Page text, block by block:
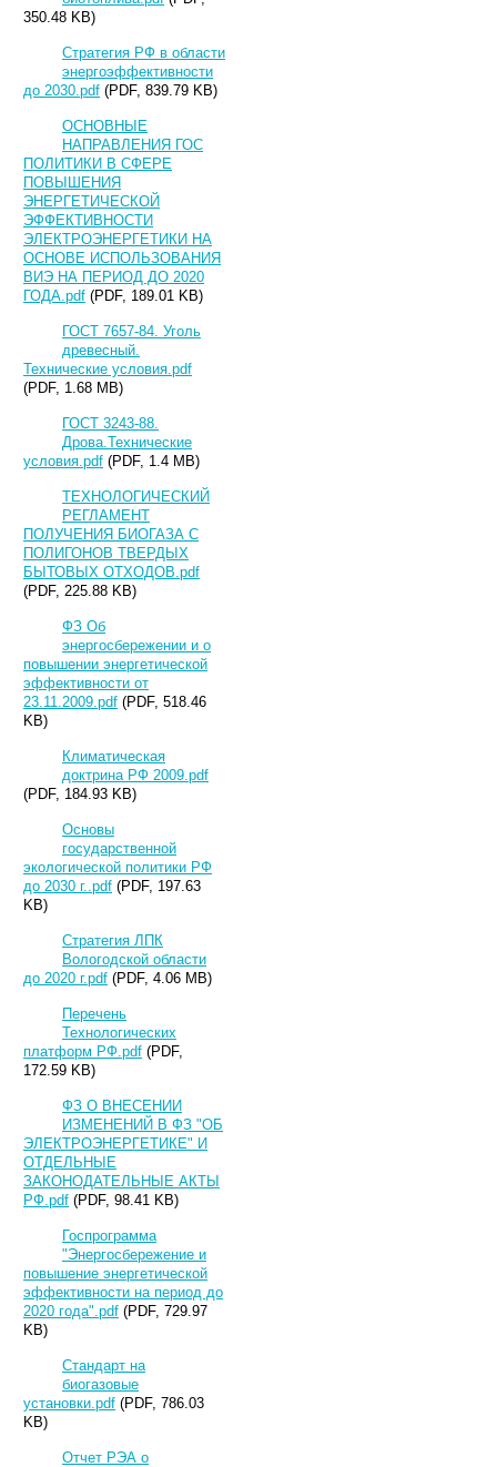
350.48 KB)
Стратегия РФ в области
энергоэффективности
до 2030.pdf (PDF, 839.79 KB)
ОСНОВНЫЕ
НАПРАВЛЕНИЯ ГОС
ПОЛИТИКИ В СФЕРЕ
ПОВЫШЕНИЯ
ЭНЕРГЕТИЧЕСКОЙ
ЭФФЕКТИВНОСТИ
ЭЛЕКТРОЭНЕРГЕТИКИ НА
ОСНОВЕ ИСПОЛЬЗОВАНИЯ
ВИЭ НА ПЕРИОД ДО 2020
ГОДА.pdf (PDF, 189.01 KB)
ГОСТ 7657-84. Уголь
древесный.
Технические условия.pdf
(PDF, 1.68 MB)
ГОСТ 3243-88.
Дрова.Технические
условия.pdf (PDF, 1.4 MB)
ТЕХНОЛОГИЧЕСКИЙ
РЕГЛАМЕНТ
ПОЛУЧЕНИЯ БИОГАЗА С
ПОЛИГОНОВ ТВЕРДЫХ
БЫТОВЫХ ОТХОДОВ.pdf
(PDF, 225.88 KB)
ФЗ Об
энергосбережении и о
повышении энергетической
эффективности от
23.11.2009.pdf (PDF, 518.46
KB)
Климатическая
доктрина РФ 2009.pdf
(PDF, 184.93 KB)
Основы
государственной
экологической политики РФ
до 2030 г..pdf (PDF, 197.63
KB)
Стратегия ЛПК
Вологодской области
до 2020 г.pdf (PDF, 4.06 MB)
Перечень
Технологических
платформ РФ.pdf (PDF,
172.59 KB)
ФЗ О ВНЕСЕНИИ
ИЗМЕНЕНИЙ В ФЗ "ОБ
ЭЛЕКТРОЭНЕРГЕТИКЕ" И
ОТДЕЛЬНЫЕ
ЗАКОНОДАТЕЛЬНЫЕ АКТЫ
РФ.pdf (PDF, 98.41 KB)
Госпрограмма
"Энергосбережение и
повышение энергетической
эффективности на период до
2020 года".pdf (PDF, 729.97
KB)
Стандарт на
биогазовые
установки.pdf (PDF, 786.03
KB)
Отчет РЭА о